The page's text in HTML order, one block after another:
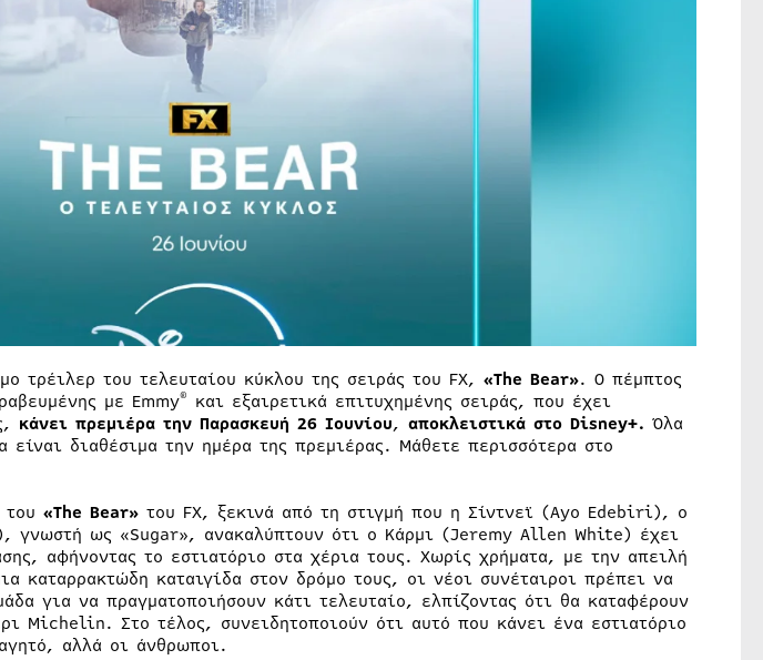
τρέιλερ του τελευταίου κύκλου της σειράς του FX, «The Bear». Ο πέμπτος
με Emmy® και εξαιρετικά επιτυχημένης σειράς, που έχει
κάνει πρεμιέρα την Παρασκευή 26 Ιουνίου, αποκλειστικά στο Disney+. Όλα
διαθέσιμα την ημέρα της πρεμιέρας. Μάθετε περισσότερα στο
«The Bear»του FX, ξεκινά από τη στιγμή που η Σίντνεϊ (Ayo Edebiri), ο
γνωστή ως «Sugar», ανακαλύπτουν ότι ο Κάρμι (Jeremy Allen White) έχει
αφήνοντας το εστιατόριο στα χέρια τους. Χωρίς χρήματα, με την απειλή
καταρρακτώδη καταιγίδα στον δρόμο τους, οι νέοι συνέταιροι πρέπει να
για να πραγματοποιήσουν κάτι τελευταίο, ελπίζοντας ότι θα καταφέρουν
Michelin. Στο τέλος, συνειδητοποιούν ότι αυτό που κάνει ένα εστιατόριο
αλλά οι άνθρωποι.